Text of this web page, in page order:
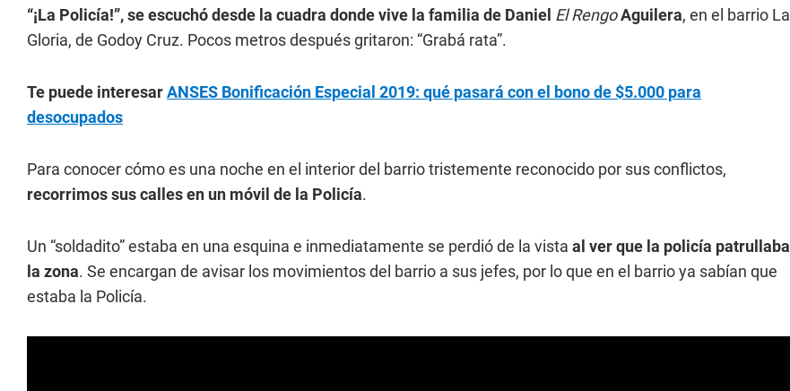
“¡La Policía!”, se escuchó desde la cuadra donde vive la familia de Daniel El RengoAguilera, en el barrio La
Gloria, de Godoy Cruz. Pocos metros después gritaron: “Grabá rata”.
Te puede interesarANSES Bonificación Especial 2019: qué pasará con el bono de $5.000 para
desocupados
Para conocer cómo es una noche en el interior del barrio tristemente reconocido por sus conflictos,
recorrimos sus calles en un móvil de la Policía.
Un “soldadito” estaba en una esquina e inmediatamente se perdió de la vista al ver que la policía patrullaba
la zona. Se encargan de avisar los movimientos del barrio a sus jefes, por lo que en el barrio ya sabían que
estaba la Policía.